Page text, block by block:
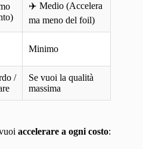
✈️ Medio (Accelera
ma meno del foil)
Minimo
/
Se vuoi la qualità
massima
accelerare a ogni costo: